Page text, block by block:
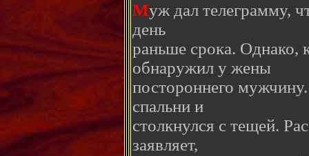
Муж дал телеграмму,
день
раньше срока. Однако,
обнаружил у жены
постороннего
спальни и
столкнулся с тещей.
заявляет,